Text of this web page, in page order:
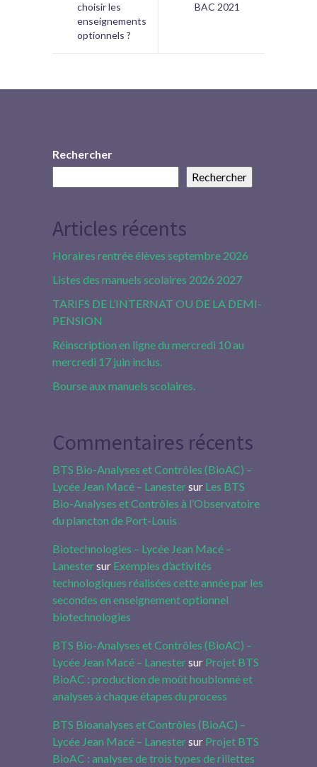
choisir les
enseignements
optionnels ?
BAC 2021
Rechercher
Rechercher
Articles récents
Horaires rentrée élèves septembre 2026
Listes des manuels scolaires 2026 2027
TARIFS DE L’INTERNAT OU DE LA DEMI-
PENSION
Réinscription en ligne du mercredi 10 au
mercredi 17 juin inclus.
Bourse aux manuels scolaires.
Commentaires récents
BTS Bio-Analyses et Contrôles (BioAC) –
Lycée Jean Macé – Lanestersur Les BTS
Bio-Analyses et Contrôles à l’Observatoire
du plancton de Port-Louis
Biotechnologies – Lycée Jean Macé –
Lanestersur Exemples d’activités
technologiques réalisées cette année par les
secondes en enseignement optionnel
biotechnologies
BTS Bio-Analyses et Contrôles (BioAC) –
Lycée Jean Macé – Lanestersur Projet BTS
BioAC : production de moût houblonné et
analyses à chaque étapes du process
BTS Bioanalyses et Contrôles (BioAC) –
Lycée Jean Macé – Lanestersur Projet BTS
BioAC : analyses de trois types de rillettes